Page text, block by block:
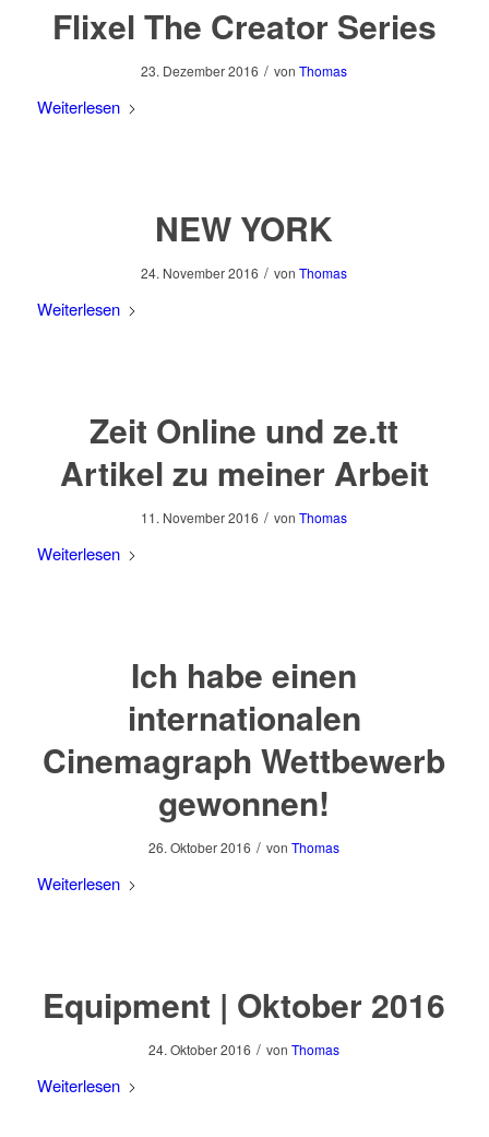
Flixel The Creator Series
23. Dezember 2016 / vonThomas
Weiterlesen
NEW YORK
24. November 2016 / vonThomas
Weiterlesen
Zeit Online und ze.tt
Artikel zu meiner Arbeit
11. November 2016 / vonThomas
Weiterlesen
Ich habe einen
internationalen
Cinemagraph Wettbewerb
gewonnen!
26. Oktober 2016 / vonThomas
Weiterlesen
Equipment | Oktober 2016
24. Oktober 2016 / vonThomas
Weiterlesen